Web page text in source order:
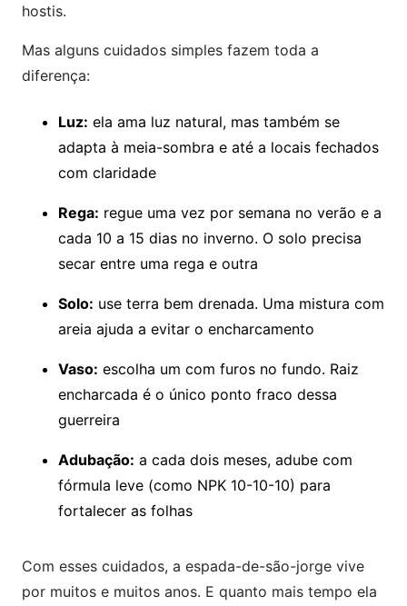
hostis.
Mas alguns cuidados simples fazem toda a
diferença:
Luz: ela ama luz natural, mas também se
adapta à meia-sombra e até a locais fechados
com claridade
Rega: regue uma vez por semana no verão e a
cada 10 a 15 dias no inverno. O solo precisa
secar entre uma rega e outra
Solo: use terra bem drenada. Uma mistura com
areia ajuda a evitar o encharcamento
Vaso: escolha um com furos no fundo. Raiz
encharcada é o único ponto fraco dessa
guerreira
Adubação: a cada dois meses, adube com
fórmula leve (como NPK 10-10-10) para
fortalecer as folhas
Com esses cuidados, a espada-de-são-jorge vive
por muitos e muitos anos. E quanto mais tempo ela